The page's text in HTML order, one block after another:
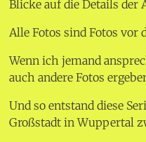
Blicke auf die Details der
Alle Fotos sind Fotos vor
Wenn ich jemand
auch andere Fotos
Und so entstand diese
Großstadt in Wuppertal